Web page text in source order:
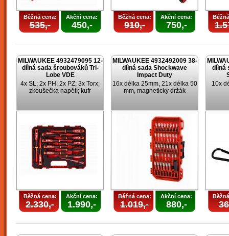
Běžná cena:
535,-
Akční cena:
450,-
Běžná cena:
910,-
Akční cena:
750,-
MILWAUKEE 4932479095 12-
dílná sada šroubováků Tri-
Lobe VDE
4x SL; 2x PH; 2x PZ; 3x Torx;
zkoušečka napětí; kufr
Běžná cena:
2.330,-
Akční cena:
1.990,-
MILWAUKEE 4932492009 38-
dílná sada Shockwave
Impact Duty
16x délka 25mm, 21x délka 50
mm, magnetický držák
Běžná cena:
1.019,-
Akční cena:
880,-
dílná
10x